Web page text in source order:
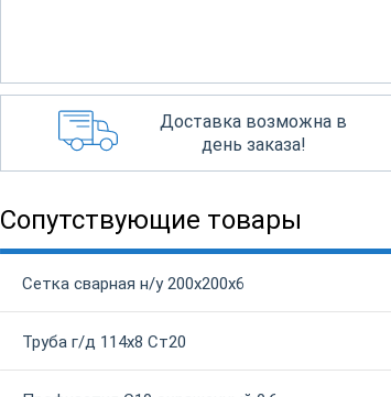
Доставка возможна в
день заказа!
Сопутствующие товары
Сетка сварная н/у 200х200х6
Труба г/д 114х8 Ст20